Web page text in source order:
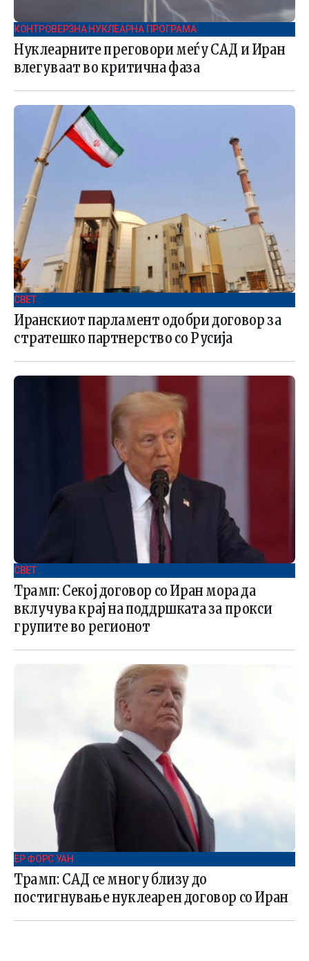
КОНТРОВЕРЗНА НУКЛЕАРНА ПРОГРАМА
Нуклеарните преговори меѓу САД и Иран
влегуваат во критична фаза
СВЕТ .
Иранскиот парламент одобри договор за
стратешко партнерство со Русија
СВЕТ .
Трамп: Секој договор со Иран мора да
вклучува крај на поддршката за прокси
групите во регионот
ЕР ФОРС УАН
Трамп: САД се многу близу до
постигнување нуклеарен договор со Иран